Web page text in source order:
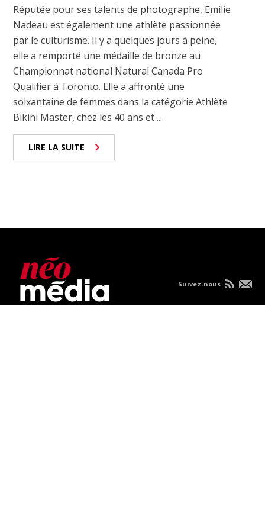
Réputée pour ses talents de photographe, Emilie
Nadeau est également une athlète passionnée
par le culturisme. Il y a quelques jours à peine,
elle a remporté une médaille de bronze au
Championnat national Natural Canada Pro
Qualifier à Toronto. Elle a affronté une
soixantaine de femmes dans la catégorie Athlète
Bikini Master, chez les 40 ans et ...
LIRE LA SUITE
Suivez-nous